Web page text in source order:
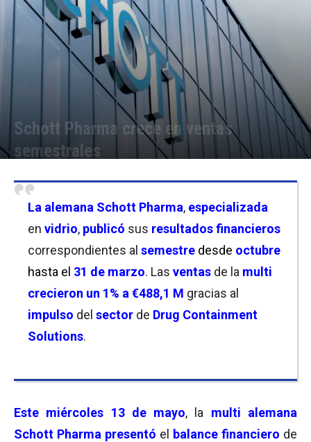
Schott Pharma crece en ventas
semestrales
La alemana Schott Pharma, especializada
en vidrio, publicó sus resultados financieros
correspondientes al semestre desde octubre
hasta el 31 de marzo. Las ventas de la multi
crecieron un 1% a €488,1 M gracias al
impulso del sector de Drug Containment
Solutions.
Este miércoles 13 de mayo, la multi alemana
Schott Pharma presentó el balance financiero de